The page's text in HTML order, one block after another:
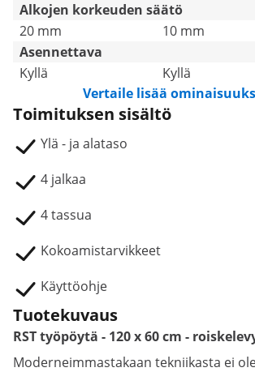
Alkojen korkeuden säätö
20 mm
10 mm
Asennettava
Kyllä
Kyllä
Vertaile lisää
Toimituksen sisältö
Ylä - ja alataso
4 jalkaa
4 tassua
Kokoamistarvikkeet
Käyttöohje
Tuotekuvaus
RST työpöytä - 120 x 60 cm -
Moderneimmastakaan tekniikasta ei